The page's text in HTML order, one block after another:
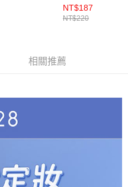
NT$187
NT$220
相關推薦